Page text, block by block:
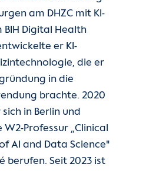
am DHZC mit KI-
BIH Digital Health
er KI-
die er
in die
brachte. 2020
in Berlin und
Professur „Clinical
AI and Data Science"
berufen. Seit 2023 ist